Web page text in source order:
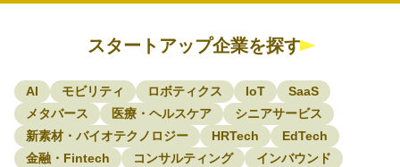
スタートアップ企業を探す
AI モビリティ ロボティクス IoT
SaaS
メタバース
医療・ヘルスケア
シニアサービス
新素材・バイオテクノロジー
HRTech
EdTech
金融・Fintech
コンサルティング
インバウンド